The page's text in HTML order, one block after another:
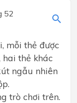
52
mỗi thẻ được
hai thẻ khác
ngẫu nhiên
trò chơi trên.